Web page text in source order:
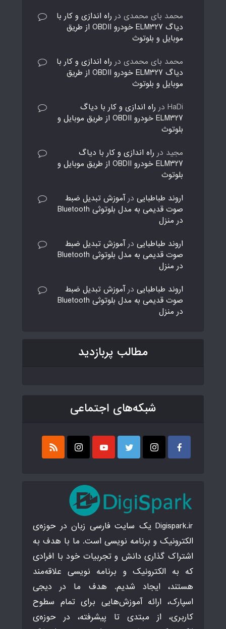
محمد بای محمدی در راه اندازی و کار با
دیاگ ELM327 خودرو OBDII از طریق
موبایل و بلوتوث
محمد بای محمدی در راه اندازی و کار با
دیاگ ELM327 خودرو OBDII از طریق
موبایل و بلوتوث
HaDi در راه اندازی و کار با دیاگ
ELM327 خودرو OBDII از طریق موبایل و
بلوتوث
مجید در راه اندازی و کار با دیاگ
ELM327 خودرو OBDII از طریق موبایل و
بلوتوث
اروند طباطبایی در آموزش تبدیل ضبط
صوت قدیمی به مدل بلوتوثی Bluetooth
در منزل
اروند طباطبایی در آموزش تبدیل ضبط
صوت قدیمی به مدل بلوتوثی Bluetooth
در منزل
اروند طباطبایی در آموزش تبدیل ضبط
صوت قدیمی به مدل بلوتوثی Bluetooth
در منزل
مطالب پربازدید
شبکه‌های اجتماعی
Digispark.ir یک سایت فارسی زبان در حوزه‌ی
الکترونیک و برنامه نویسی است. ما با هدف به
اشتراک گذاری دانش و تجربیات خود با افرادی
که به الکترونیک و برنامه نویسی علاقه‌مند
هستند، ایجاد شدیم. هدف ما در دیجی
اسپارک، ارائه آموزش‌هایی برای تمام سطوح
کاربری، از مبتدی تا پیشرفته، در حوزه‌ی